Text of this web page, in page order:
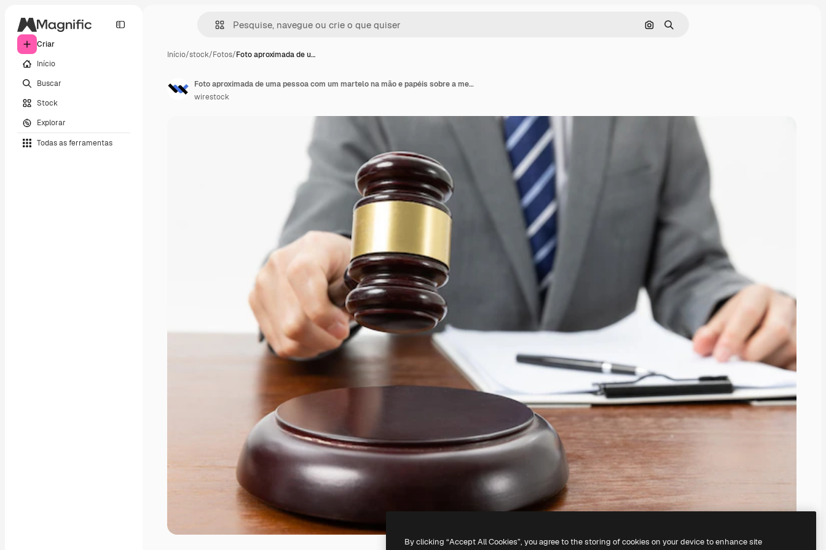
Criar
Início
Buscar
Stock
Explorar
Todas as ferramentas
Pesquisar por imagem
Buscar
Início/stock/Fotos/Foto aproximada de u…
Foto aproximada de uma pessoa com um martelo na mão e papéis sobre a mesa
wirestock
By clicking “Accept All Cookies”, you agree to the storing of cookies on your device to enhance site